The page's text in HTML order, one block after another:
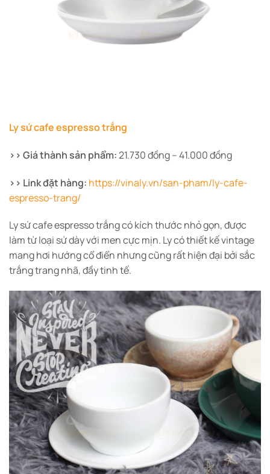
Ly sứ cafe espresso trắng
>> Giá thành sản phẩm:21.730 đồng – 41.000 đồng
>> Link đặt hàng: https://vinaly.vn/san-pham/ly-cafe-
espresso-trang/
Ly sứ cafe espresso trắng có kích thước nhỏ gọn, được
làm từ loại sứ dày với men cực mịn. Ly có thiết kế vintage
mang hơi hướng cổ điển nhưng cũng rất hiện đại bởi sắc
trắng trang nhã, đầy tinh tế.